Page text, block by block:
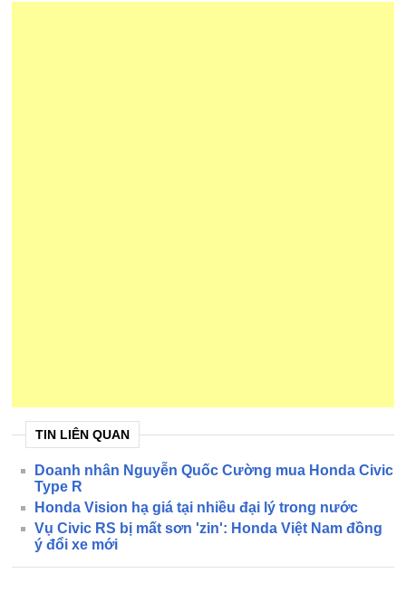
TIN LIÊN QUAN
Doanh nhân Nguyễn Quốc Cường mua Honda Civic
Type R
Honda Vision hạ giá tại nhiều đại lý trong nước
Vụ Civic RS bị mất sơn 'zin': Honda Việt Nam đồng
ý đổi xe mới